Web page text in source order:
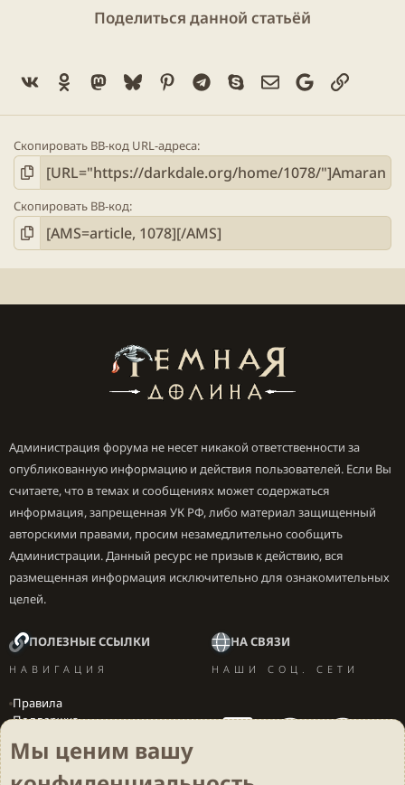
Поделиться данной статьёй
Vk Ok Mastodon
BlueskyPinterestTelegram
SkypeЭлектронная
GoogleСсылка
Скопировать BB-код URL-адреса
Скопировать BB-код
Администрация форума не несет никакой ответственности за
опубликованную информацию и действия пользователей. Если Вы
считаете, что в темах и сообщениях может содержаться
информация, запрещенная УК РФ, либо материал защищенный
авторскими правами, просим незамедлительно сообщить
Администрации. Данный ресурс не призыв к действию, вся
размещенная информация исключительно для ознакомительных
целей.
ПОЛЕЗНЫЕ ССЫЛКИ
НАВИГАЦИЯ
Правила
Поддержка
Локализация игр
НА СВЯЗИ
НАШИ СОЦ. СЕТИ
Мы ценим вашу